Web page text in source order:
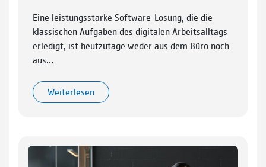
Eine leistungsstarke Software-Lösung, die die
klassischen Aufgaben des digitalen Arbeitsalltags
erledigt, ist heutzutage weder aus dem Büro noch
aus…
Weiterlesen